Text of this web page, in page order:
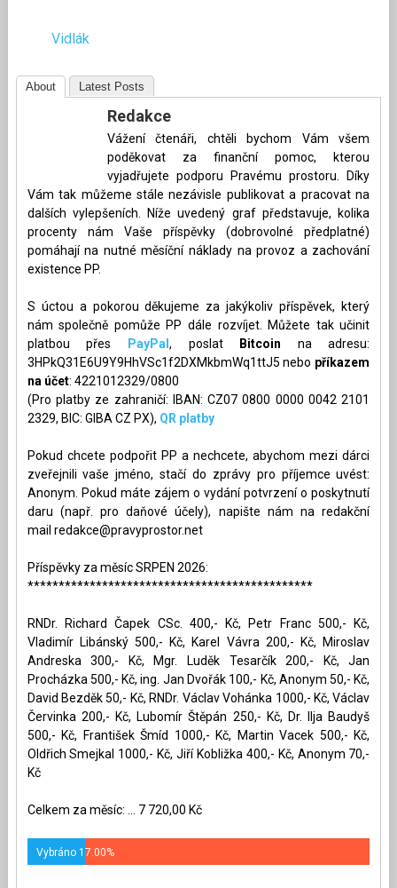
Vidlák
About Latest Posts
Redakce
Vážení čtenáři, chtěli bychom Vám všem
poděkovat za finanční pomoc, kterou
vyjadřujete podporu Pravému prostoru. Díky
Vám tak můžeme stále nezávisle publikovat a pracovat na
dalších vylepšeních. Níže uvedený graf představuje, kolika
procenty nám Vaše příspěvky (dobrovolné předplatné)
pomáhají na nutné měsíční náklady na provoz a zachování
existence PP.
S úctou a pokorou děkujeme za jakýkoliv příspěvek, který
nám společně pomůže PP dále rozvíjet. Můžete tak učinit
platbou přes
PayPal , poslat Bitcoin na adresu:
3HPkQ31E6U9Y9HhVSc1f2DXMkbmWq1ttJ5 nebo příkazem
na účet: 4221012329/0800
(Pro platby ze zahraničí: IBAN: CZ07 0800 0000 0042 2101
2329, BIC: GIBA CZ PX), QR platby
Pokud chcete podpořit PP a nechcete, abychom mezi dárci
zveřejnili vaše jméno, stačí do zprávy pro příjemce uvést:
Anonym. Pokud máte zájem o vydání potvrzení o poskytnutí
daru (např. pro daňové účely), napište nám na redakční
mail redakce@pravyprostor.net
Příspěvky za měsíc SRPEN 2026:
**********************************************
RNDr. Richard Čapek CSc. 400,- Kč, Petr Franc 500,- Kč,
Vladimír Libánský 500,- Kč, Karel Vávra 200,- Kč, Miroslav
Andreska 300,- Kč, Mgr. Luděk Tesarčík 200,- Kč, Jan
Procházka 500,- Kč, ing. Jan Dvořák 100,- Kč, Anonym 50,- Kč,
David Bezděk 50,- Kč, RNDr. Václav Vohánka 1000,- Kč, Václav
Červinka 200,- Kč, Lubomír Štěpán 250,- Kč, Dr. Ilja Baudyš
500,- Kč, František Šmíd 1000,- Kč, Martin Vacek 500,- Kč,
Oldřich Smejkal 1000,- Kč, Jiří Kobližka 400,- Kč, Anonym 70,-
Kč
Celkem za měsíc: ... 7 720,00 Kč
Vybráno 17.00%